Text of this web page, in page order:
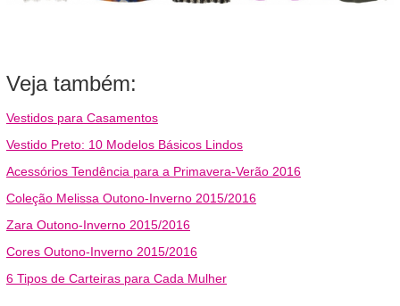
Veja também:
Vestidos para Casamentos
Vestido Preto: 10 Modelos Básicos Lindos
Acessórios Tendência para a Primavera-Verão 2016
Coleção Melissa Outono-Inverno 2015/2016
Zara Outono-Inverno 2015/2016
Cores Outono-Inverno 2015/2016
6 Tipos de Carteiras para Cada Mulher